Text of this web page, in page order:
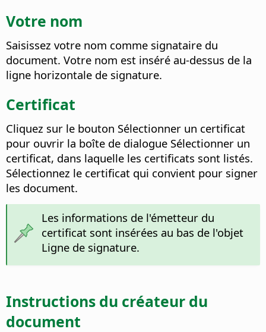
Votre nom
Saisissez votre nom comme signataire du
document. Votre nom est inséré au-dessus de la
ligne horizontale de signature.
Certificat
Cliquez sur le bouton Sélectionner un certificat
pour ouvrir la boîte de dialogue Sélectionner un
certificat, dans laquelle les certificats sont listés.
Sélectionnez le certificat qui convient pour signer
les document.
Les informations de l'émetteur du
certificat sont insérées au bas de l'objet
Ligne de signature.
Instructions du créateur du
document